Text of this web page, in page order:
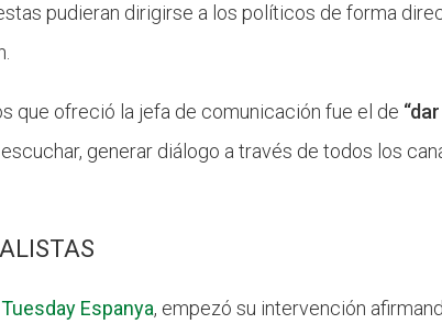
pudieran dirigirse a los políticos de forma
que ofreció la jefa de comunicación fue el de
generar diálogo a través de todos los
Espanya, empezó su intervención